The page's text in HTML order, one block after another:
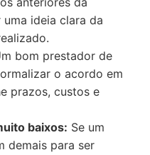
ideia clara da
bom prestador de
o acordo em
prazos, custos e
baixos: Se um
demais para ser